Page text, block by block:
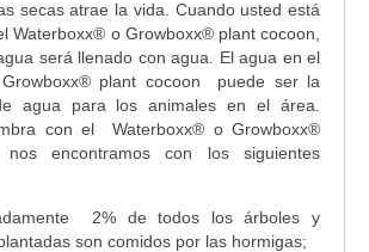
secas atrae la vida. Cuando usted está
Waterboxx® o Growboxx® plant cocoon,
será llenado con agua. El agua en el
plant cocoon puede ser la
agua para los animales en el área.
con el Waterboxx® o Growboxx®
nos encontramos con los siguientes
2% de todos los árboles y
son comidos por las hormigas;